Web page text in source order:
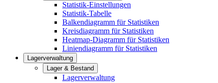
Statistik-Einstellungen
Statistik-Tabelle
Balkendiagramm für Statistiken
Kreisdiagramm für Statistiken
Heatmap-Diagramm für Statistiken
Liniendiagramm für Statistiken
Lagerverwaltung
Lager & Bestand
Lagerverwaltung